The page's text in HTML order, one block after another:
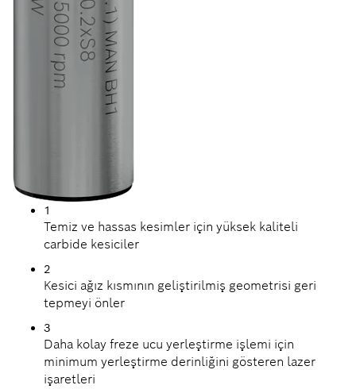
1
Temiz ve hassas kesimler için yüksek kaliteli
carbide kesiciler
2
Kesici ağız kısmının geliştirilmiş geometrisi geri
tepmeyi önler
3
Daha kolay freze ucu yerleştirme işlemi için
minimum yerleştirme derinliğini gösteren lazer
işaretleri